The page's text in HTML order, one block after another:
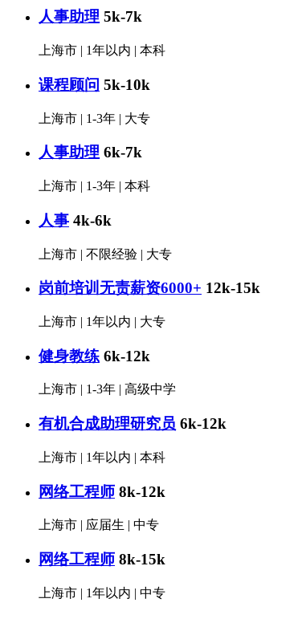
人事助理 5k-7k
上海市 | 1年以内 | 本科
课程顾问 5k-10k
上海市 | 1-3年 | 大专
人事助理 6k-7k
上海市 | 1-3年 | 本科
人事 4k-6k
上海市 | 不限经验 | 大专
岗前培训无责薪资6000+ 12k-15k
上海市 | 1年以内 | 大专
健身教练 6k-12k
上海市 | 1-3年 | 高级中学
有机合成助理研究员 6k-12k
上海市 | 1年以内 | 本科
网络工程师 8k-12k
上海市 | 应届生 | 中专
网络工程师 8k-15k
上海市 | 1年以内 | 中专